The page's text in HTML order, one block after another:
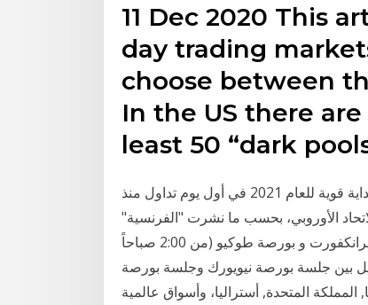
11 Dec 2020 This
day trading
choose between
In the US there
least 50 “dark
شهدت بورصة لندن ارتفاعا بأكثر من 1,5 في المئة الاثنين في بداية قوية للعام 2021 في أول يوم تداول منذ
الأوروبي، بحسب ما نشرت "الفرنسية"
وارتفع مؤشر"فوتسي 100 تداخل اوقات التداول في بورصة فرانكفورت و بورصة طوكيو (من 2:00 صباحاً
بين جلسة بورصة نيويورك وجلسة بورصة
المملكة المتحدة, أستراليا، وأسواق عالمية